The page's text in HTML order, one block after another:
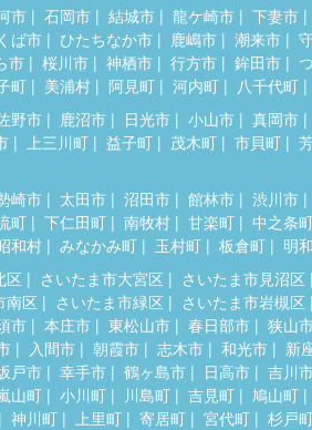
市 石岡市 結城市 龍ケ崎市
下妻市
ば市 ひたちなか市 鹿嶋市 潮来市
市 桜川市 神栖市 行方市 鉾田市
町 美浦村 阿見町 河内町 八千代町
野市 鹿沼市 日光市 小山市
真岡市
上三川町 益子町 茂木町 市貝町
崎市 太田市 沼田市 館林市
渋川市
町 下仁田町 南牧村 甘楽町
中之条
和村 みなかみ町 玉村町 板倉町 明
区 さいたま市大宮区
さいたま市見沼区
南区 さいたま市緑区
さいたま市岩槻区
市 本庄市 東松山市 春日部市
狭山
入間市 朝霞市 志木市 和光市
新
戸市 幸手市 鶴ヶ島市 日高市
吉川
山町 小川町 川島町 吉見町
鳩山町
神川町 上里町 寄居町 宮代町 杉戸